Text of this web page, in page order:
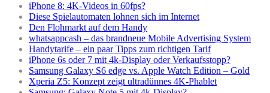
iPhone 8: 4K-Videos in 60fps?
Diese Spielautomaten lohnen sich im Internet
Den Flohmarkt auf dem Handy
whatsappcash – das brandneue Mobile Advertising System
Handytarife – ein paar Tipps zum richtigen Tarif
iPhone 6s oder 7 mit 4k-Display oder Verkaufsstopp?
Samsung Galaxy S6 edge vs. Apple Watch Edition – Gold
Xperia Z5: Konzept zeigt ultradünnes 4K-Phablet